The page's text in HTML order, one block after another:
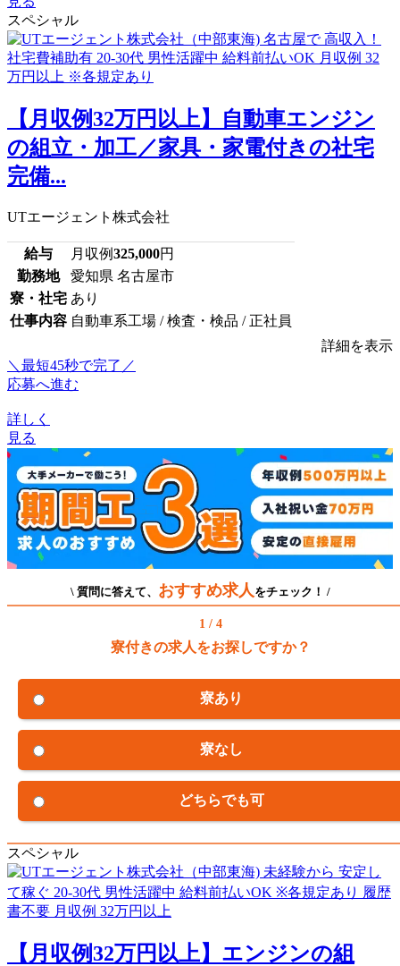
スペシャル
【月収例32万円以上】自動車エンジン
の組立・加工／家具・家電付きの社宅
完備...
UTエージェント株式会社
給与 月収例325,000円
勤務地
愛知県 名古屋市
寮・社宅 あり
仕事内容 自動車系工場 / 検査・検品 / 正社員
詳細を表示
＼最短45秒で完了／
応募へ進む
詳しく
見る
\ 質問に答えて、 おすすめ求人 をチェック！ /
1 / 4
寮付きの求人をお探しですか？
寮あり
寮なし
どちらでも可
スペシャル
【月収例32万円以上】エンジンの組